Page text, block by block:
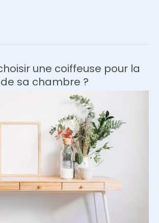
une coiffeuse pour la
sa chambre ?